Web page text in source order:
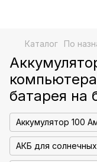
Каталог По
батарея на
Аккумулятор 100
АКБ для